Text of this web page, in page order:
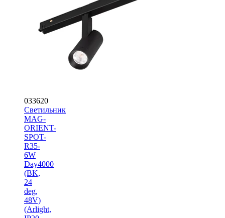
033620
Светильник
MAG-
ORIENT-
SPOT-
R35-
6W
Day4000
(BK,
24
deg,
48V)
(Arlight,